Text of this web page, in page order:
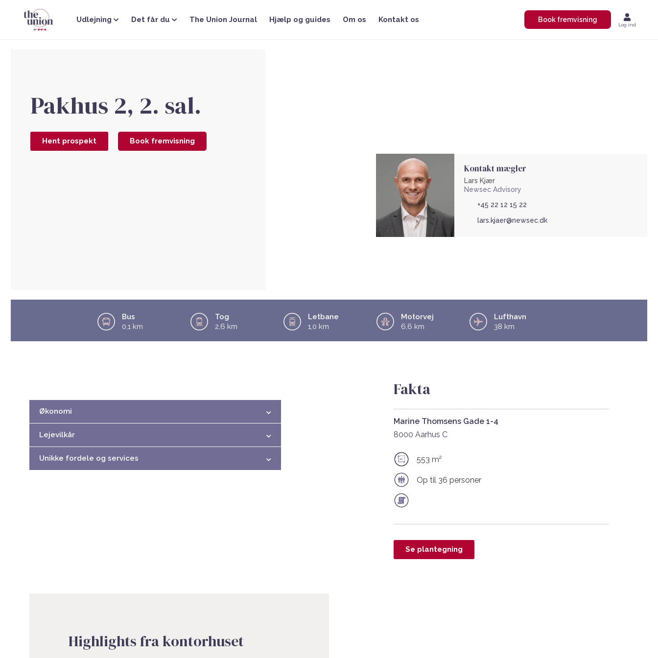
Udlejning Det får du The Union Journal Hjælp og guides Om os Kontakt os Book fremvisning
Log ind
Pakhus 2, 2. sal.
Hent prospekt Book fremvisning
Kontakt mægler
Lars Kjær
Newsec Advisory
+45 22 12 15 22
lars.kjaer@newsec.dk
Bus
0,1 km
Tog
2,6 km
Letbane
1,0 km
Motorvej
6,6 km
Lufthavn
38 km
Økonomi
Lejevilkår
Unikke fordele og services
Fakta
Marine Thomsens Gade 1-4
8000 Aarhus C
553 m²
Op til 36 personer
Se plantegning
Highlights fra kontorhuset